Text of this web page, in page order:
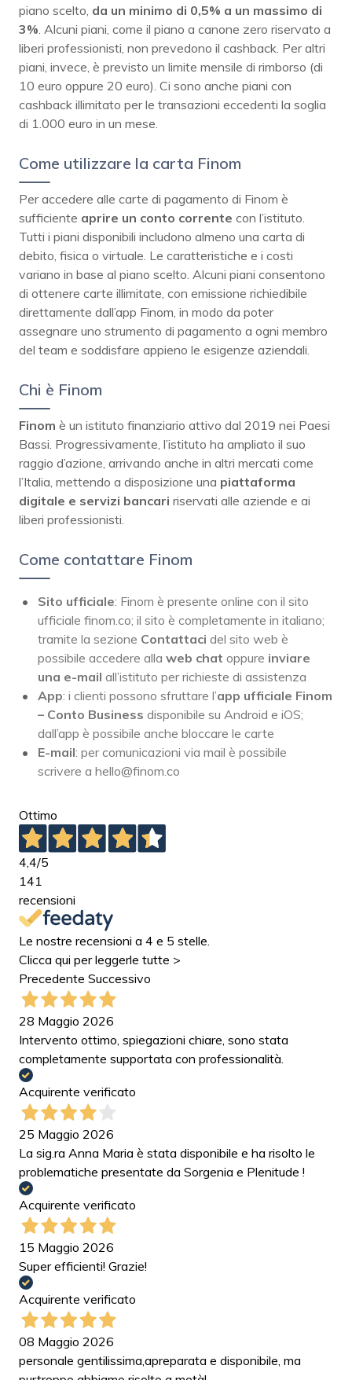
piano scelto, da un minimo di 0,5% a un massimo di
3% . Alcuni piani, come il piano a canone zero riservato a
liberi professionisti, non prevedono il cashback. Per altri
piani, invece, è previsto un limite mensile di rimborso (di
10 euro oppure 20 euro). Ci sono anche piani con
cashback illimitato per le transazioni eccedenti la soglia
di 1.000 euro in un mese.
Come utilizzare la carta Finom
Per accedere alle carte di pagamento di Finom è
sufficiente aprire un conto corrente con l’istituto.
Tutti i piani disponibili includono almeno una carta di
debito, fisica o virtuale. Le caratteristiche e i costi
variano in base al piano scelto. Alcuni piani consentono
di ottenere carte illimitate, con emissione richiedibile
direttamente dall’app Finom, in modo da poter
assegnare uno strumento di pagamento a ogni membro
del team e soddisfare appieno le esigenze aziendali.
Chi è Finom
Finom è un istituto finanziario attivo dal 2019 nei Paesi
Bassi. Progressivamente, l’istituto ha ampliato il suo
raggio d’azione, arrivando anche in altri mercati come
l’Italia, mettendo a disposizione una piattaforma
digitale e servizi bancari riservati alle aziende e ai
liberi professionisti.
Come contattare Finom
Sito ufficiale: Finom è presente online con il sito
ufficiale finom.co; il sito è completamente in italiano;
tramite la sezione Contattaci del sito web è
possibile accedere alla web chat oppure inviare
una e-mail all’istituto per richieste di assistenza
App: i clienti possono sfruttare l’app ufficiale Finom
– Conto Business disponibile su Android e iOS;
dall’app è possibile anche bloccare le carte
E-mail: per comunicazioni via mail è possibile
scrivere a hello@finom.co
Ottimo
4,4/5
141
recensioni
Le nostre recensioni a 4 e 5 stelle.
Clicca qui per leggerle tutte >
Precedente Successivo
28 Maggio 2026
Intervento ottimo, spiegazioni chiare, sono stata
completamente supportata con professionalità.
Acquirente verificato
25 Maggio 2026
La sig.ra Anna Maria è stata disponibile e ha risolto le
problematiche presentate da Sorgenia e Plenitude !
Acquirente verificato
15 Maggio 2026
Super efficienti! Grazie!
Acquirente verificato
08 Maggio 2026
personale gentilissima,apreparata e disponibile, ma